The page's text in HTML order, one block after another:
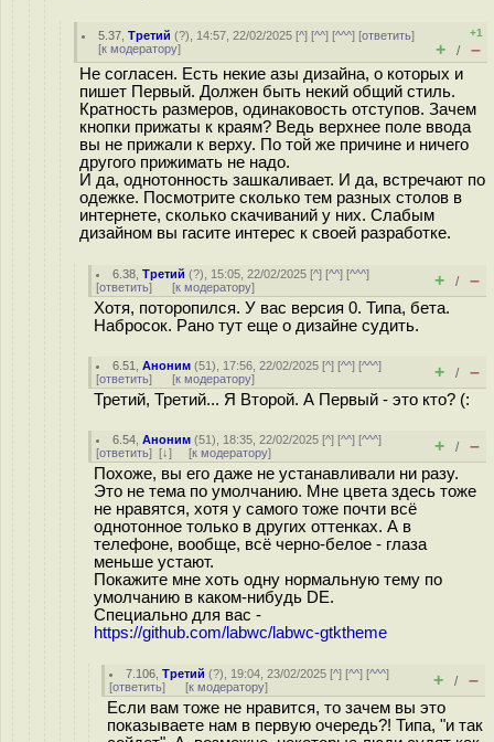
5.37 ,Третий (?), 14:57, 22/02/2025 [^] [^^] [^^^] [ответить]
[к модератору]
+1
+ / –
Не согласен. Есть некие азы дизайна, о которых и
пишет Первый. Должен быть некий общий стиль.
Кратность размеров, одинаковость отступов. Зачем
кнопки прижаты к краям? Ведь верхнее поле ввода
вы не прижали к верху. По той же причине и ничего
другого прижимать не надо.
И да, однотонность зашкаливает. И да, встречают по
одежке. Посмотрите сколько тем разных столов в
интернете, сколько скачиваний у них. Слабым
дизайном вы гасите интерес к своей разработке.
6.38 ,Третий (?), 15:05, 22/02/2025 [^] [^^] [^^^]
[ответить] [к модератору] + / –
Хотя, поторопился. У вас версия 0. Типа, бета.
Набросок. Рано тут еще о дизайне судить.
6.51 ,Аноним (51), 17:56, 22/02/2025 [^] [^^] [^^^]
[ответить] [к модератору] + / –
Третий, Третий... Я Второй. А Первый - это кто? (:
6.54 ,Аноним (51), 18:35, 22/02/2025 [^] [^^] [^^^]
[ответить] [↓] [к модератору] + / –
Похоже, вы его даже не устанавливали ни разу.
Это не тема по умолчанию. Мне цвета здесь тоже
не нравятся, хотя у самого тоже почти всё
однотонное только в других оттенках. А в
телефоне, вообще, всё черно-белое - глаза
меньше устают.
Покажите мне хоть одну нормальную тему по
умолчанию в каком-нибудь DE.
Специально для вас -
https://github.com/labwc/labwc-gtktheme
7.106 ,Третий (?), 19:04, 23/02/2025 [^] [^^] [^^^]
[ответить] [к модератору] + / –
Если вам тоже не нравится, то зачем вы это
показываете нам в первую очередь?! Типа, "и так